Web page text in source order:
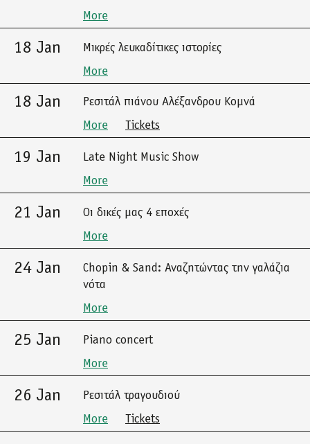
More
18 Jan
Μικρές λευκαδίτικες ιστορίες
More
18 Jan
Ρεσιτάλ πιάνου Αλέξανδρου Κομνά
More
Tickets
19 Jan
Late Night Music Show
More
21 Jan
Οι δικές μας 4 εποχές
More
24 Jan
Chopin & Sand: Αναζητώντας την γαλάζια
νότα
More
25 Jan
Piano concert
More
26 Jan
Ρεσιτάλ τραγουδιού
More
Tickets